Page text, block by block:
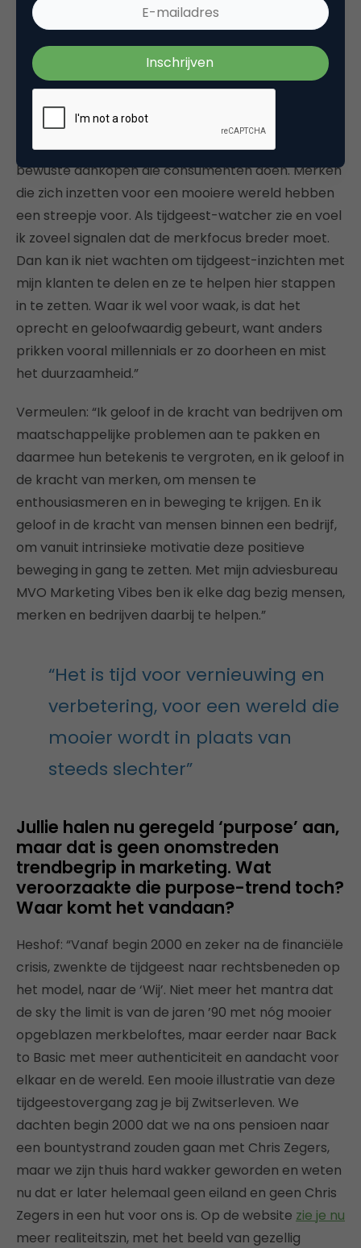
De tijdgeest geeft al langer aan dat het anders
moet, het establishment van ‘zo doen we het altijd’
staat ter discussie. Het is tijd voor vernieuwing en
verbetering, voor een wereld die mooier wordt in
plaats van steeds slechter. Het idee van ‘verander
de wereld en begin bij jezelf’ zie je vaker terug in de
bewuste aankopen die consumenten doen. Merken
die zich inzetten voor een mooiere wereld hebben
een streepje voor. Als tijdgeest-watcher zie en voel
ik zoveel signalen dat de merkfocus breder moet.
Dan kan ik niet wachten om tijdgeest-inzichten met
mijn klanten te delen en ze te helpen hier stappen
in te zetten. Waar ik wel voor waak, is dat het
oprecht en geloofwaardig gebeurt, want anders
prikken vooral millennials er zo doorheen en mist
het duurzaamheid.”
Vermeulen: “Ik geloof in de kracht van bedrijven om
maatschappelijke problemen aan te pakken en
daarmee hun betekenis te vergroten, en ik geloof in
de kracht van merken, om mensen te
enthousiasmeren en in beweging te krijgen. En ik
geloof in de kracht van mensen binnen een bedrijf,
om vanuit intrinsieke motivatie deze positieve
beweging in gang te zetten. Met mijn adviesbureau
MVO Marketing Vibes ben ik elke dag bezig mensen,
merken en bedrijven daarbij te helpen.”
“Het is tijd voor vernieuwing en
verbetering, voor een wereld die
mooier wordt in plaats van
steeds slechter”
Jullie halen nu geregeld ‘purpose’ aan,
maar dat is geen onomstreden
trendbegrip in marketing. Wat
veroorzaakte die purpose-trend toch?
Waar komt het vandaan?
Heshof: “Vanaf begin 2000 en zeker na de financiële
crisis, zwenkte de tijdgeest naar rechtsbeneden op
het model, naar de ‘Wij’. Niet meer het mantra dat
de sky the limit is van de jaren ’90 met nóg mooier
opgeblazen merkbeloftes, maar eerder naar Back
to Basic met meer authenticiteit en aandacht voor
elkaar en de wereld. Een mooie illustratie van deze
tijdgeestovergang zag je bij Zwitserleven. We
dachten begin 2000 dat we na ons pensioen naar
een bountystrand zouden gaan met Chris Zegers,
maar we zijn thuis hard wakker geworden en weten
nu dat er later helemaal geen eiland en geen Chris
Zegers in een hut voor ons is. Op de website zie je nu
meer realiteitszin, met het beeld van gezellig